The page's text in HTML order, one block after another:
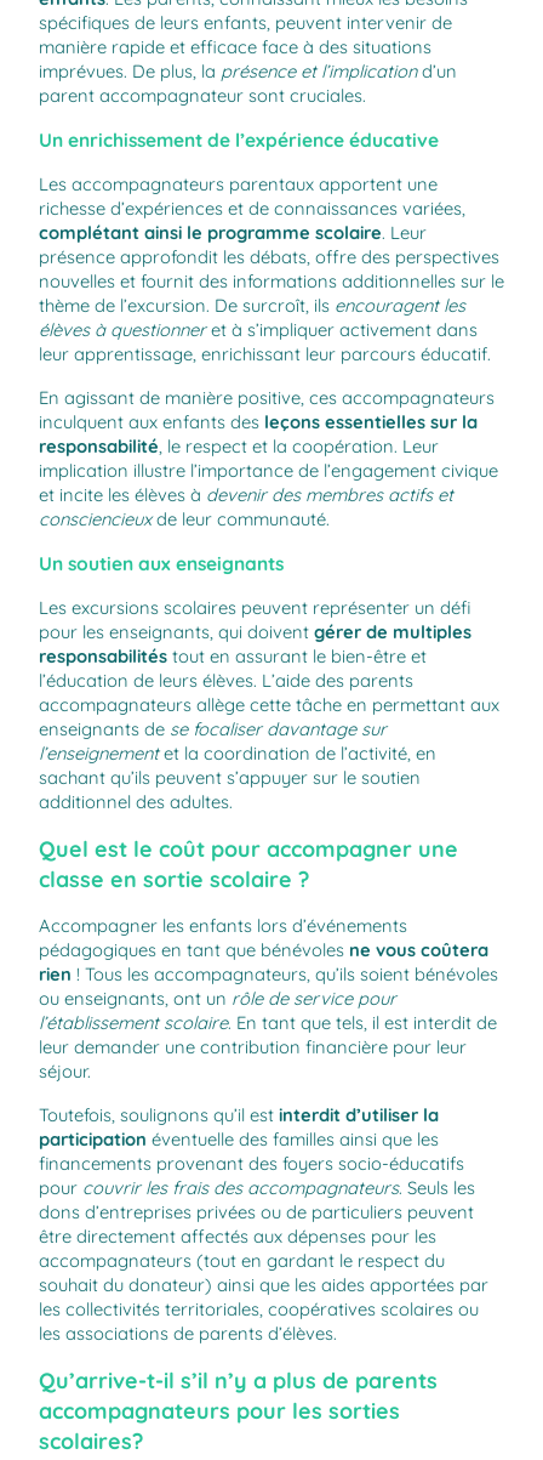
spécifiques de leurs enfants, peuvent intervenir de
manière rapide et efficace face à des situations
imprévues. De plus, la présence et l’implicationd’un
parent accompagnateur sont cruciales.
Un enrichissement de l’expérience éducative
Les accompagnateurs parentaux apportent une
richesse d’expériences et de connaissances variées,
complétant ainsi le programme scolaire. Leur
présence approfondit les débats, offre des perspectives
nouvelles et fournit des informations additionnelles sur le
thème de l’excursion. De surcroît, ils encouragent les
élèves à questionneret à s’impliquer activement dans
leur apprentissage, enrichissant leur parcours éducatif.
En agissant de manière positive, ces accompagnateurs
inculquent aux enfants des leçons essentielles sur la
responsabilité, le respect et la coopération. Leur
implication illustre l’importance de l’engagement civique
et incite les élèves à devenir des membres actifs et
consciencieuxde leur communauté.
Un soutien aux enseignants
Les excursions scolaires peuvent représenter un défi
pour les enseignants, qui doivent gérer de multiples
responsabilités tout en assurant le bien-être et
l’éducation de leurs élèves. L’aide des parents
accompagnateurs allège cette tâche en permettant aux
enseignants de se focaliser davantage sur
l’enseignementet la coordination de l’activité, en
sachant qu’ils peuvent s’appuyer sur le soutien
additionnel des adultes.
Quel est le coût pour accompagner une
classe en sortie scolaire ?
Accompagner les enfants lors d’événements
pédagogiques en tant que bénévoles ne vous coûtera
rien ! Tous les accompagnateurs, qu’ils soient bénévoles
ou enseignants, ont un rôle de service pour
l’établissement scolaire. En tant que tels, il est interdit de
leur demander une contribution financière pour leur
séjour.
Toutefois, soulignons qu’il est interdit d’utiliser la
participation éventuelle des familles ainsi que les
financements provenant des foyers socio-éducatifs
pour couvrir les frais des accompagnateurs. Seuls les
dons d’entreprises privées ou de particuliers peuvent
être directement affectés aux dépenses pour les
accompagnateurs (tout en gardant le respect du
souhait du donateur) ainsi que les aides apportées par
les collectivités territoriales, coopératives scolaires ou
les associations de parents d’élèves.
Qu’arrive-t-il s’il n’y a plus de parents
accompagnateurs pour les sorties
scolaires?